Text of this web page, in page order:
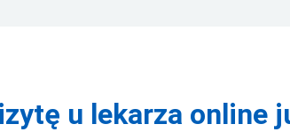
u lekarza online